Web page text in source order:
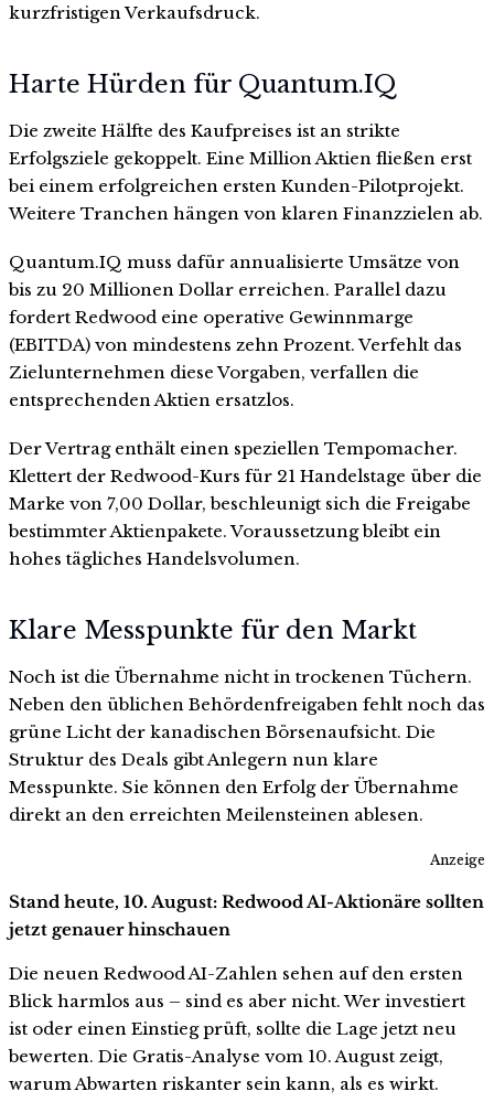
kurzfristigen Verkaufsdruck.
Harte Hürden für Quantum.IQ
Die zweite Hälfte des Kaufpreises ist an strikte
Erfolgsziele gekoppelt. Eine Million Aktien fließen erst
bei einem erfolgreichen ersten Kunden-Pilotprojekt.
Weitere Tranchen hängen von klaren Finanzzielen ab.
Quantum.IQ muss dafür annualisierte Umsätze von
bis zu 20 Millionen Dollar erreichen. Parallel dazu
fordert Redwood eine operative Gewinnmarge
(EBITDA) von mindestens zehn Prozent. Verfehlt das
Zielunternehmen diese Vorgaben, verfallen die
entsprechenden Aktien ersatzlos.
Der Vertrag enthält einen speziellen Tempomacher.
Klettert der Redwood-Kurs für 21 Handelstage über die
Marke von 7,00 Dollar, beschleunigt sich die Freigabe
bestimmter Aktienpakete. Voraussetzung bleibt ein
hohes tägliches Handelsvolumen.
Klare Messpunkte für den Markt
Noch ist die Übernahme nicht in trockenen Tüchern.
Neben den üblichen Behördenfreigaben fehlt noch das
grüne Licht der kanadischen Börsenaufsicht. Die
Struktur des Deals gibt Anlegern nun klare
Messpunkte. Sie können den Erfolg der Übernahme
direkt an den erreichten Meilensteinen ablesen.
Anzeige
Stand heute, 10. August: Redwood AI-Aktionäre sollten
jetzt genauer hinschauen
Die neuen Redwood AI-Zahlen sehen auf den ersten
Blick harmlos aus – sind es aber nicht. Wer investiert
ist oder einen Einstieg prüft, sollte die Lage jetzt neu
bewerten. Die Gratis-Analyse vom 10. August zeigt,
warum Abwarten riskanter sein kann, als es wirkt.